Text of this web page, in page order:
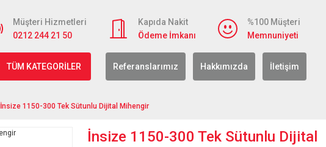
Müşteri Hizmetleri
0212 244 21 50
Kapıda Nakit
Ödeme İmkanı
%100 Müşteri
Memnuniyeti
TÜM KATEGORİLER Referanslarımız Hakkımızda İletişim
İnsize 1150-300 Tek Sütunlu Dijital Mihengir
İnsize 1150-300 Tek Sütunlu Dijital